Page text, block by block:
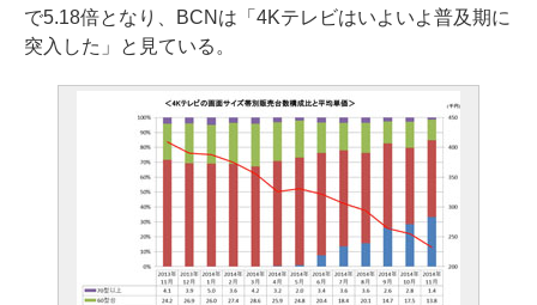
で5.18倍となり、BCNは「4Kテレビはいよいよ普及期に
突入した」と見ている。